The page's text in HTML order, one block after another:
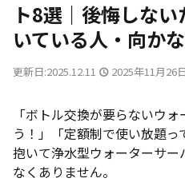
ト8選｜後悔しな
いている人・向か
更新日:2025.12.11 2025年11月26
「ボトル交換が要らないウ
う！」「定額制で使い放題
抱いて浄水型ウォーターサ
なくありません。